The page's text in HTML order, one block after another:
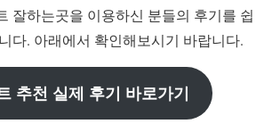
잘하는곳을 이용하신 분들의 후기를 쉽
다. 아래에서 확인해보시기 바랍니다.
추천 실제 후기 바로가기